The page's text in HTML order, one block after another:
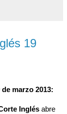
19
marzo 2013:
Inglés abre